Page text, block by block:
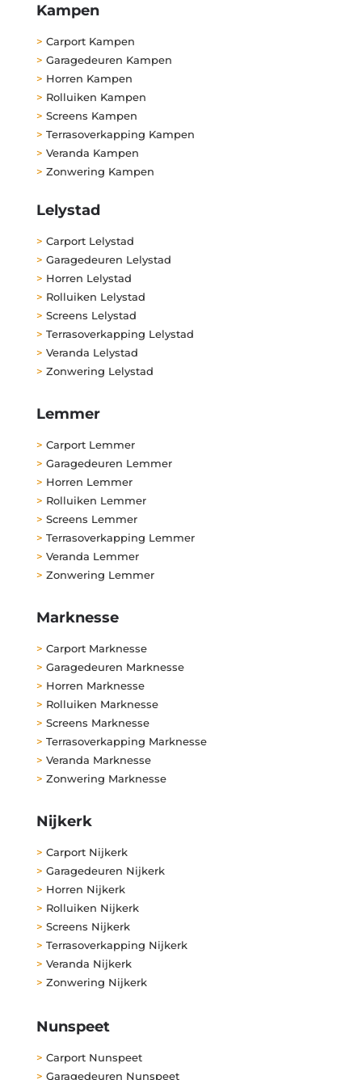
Kampen
> Carport Kampen
> Garagedeuren Kampen
> Horren Kampen
> Rolluiken Kampen
> Screens Kampen
> Terrasoverkapping Kampen
> Veranda Kampen
> Zonwering Kampen
Lelystad
> Carport Lelystad
> Garagedeuren Lelystad
> Horren Lelystad
> Rolluiken Lelystad
> Screens Lelystad
> Terrasoverkapping Lelystad
> Veranda Lelystad
> Zonwering Lelystad
Lemmer
> Carport Lemmer
> Garagedeuren Lemmer
> Horren Lemmer
> Rolluiken Lemmer
> Screens Lemmer
> Terrasoverkapping Lemmer
> Veranda Lemmer
> Zonwering Lemmer
Marknesse
> Carport Marknesse
> Garagedeuren Marknesse
> Horren Marknesse
> Rolluiken Marknesse
> Screens Marknesse
> Terrasoverkapping Marknesse
> Veranda Marknesse
> Zonwering Marknesse
Nijkerk
> Carport Nijkerk
> Garagedeuren Nijkerk
> Horren Nijkerk
> Rolluiken Nijkerk
> Screens Nijkerk
> Terrasoverkapping Nijkerk
> Veranda Nijkerk
> Zonwering Nijkerk
Nunspeet
> Carport Nunspeet
> Garagedeuren Nunspeet